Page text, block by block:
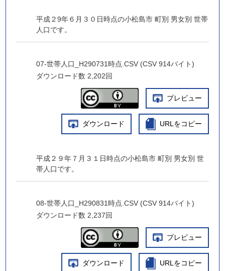
平成２9年６月３０日時点の小松島市 町別 男女別 世帯
人口です。
07-世帯人口_H290731時点.CSV (CSV 914バイト)
ダウンロード数 2,202回
プレビュー
ダウンロード URLをコピー
平成２９年７月３１日時点の小松島市 町別 男女別 世
帯人口です。
08-世帯人口_H290831時点.CSV (CSV 914バイト)
ダウンロード数 2,237回
プレビュー
ダウンロード URLをコピー